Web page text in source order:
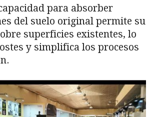
para absorber
del suelo original permite su
superficies existentes, lo
y simplifica los procesos